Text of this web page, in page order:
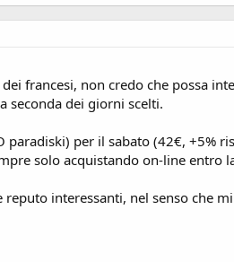
francesi, non credo che possa
seconda dei giorni scelti.
per il sabato (42€, +5%
solo acquistando on-line entro
interessanti, nel senso che